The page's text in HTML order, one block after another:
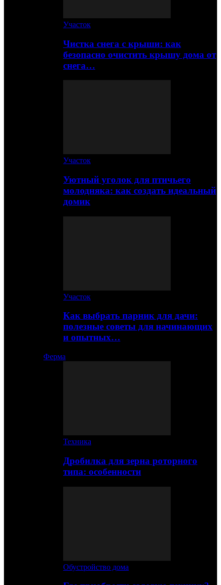
Участок
Чистка снега с крыши: как
безопасно очистить крышу дома от
снега…
Участок
Уютный уголок для птичьего
молодняка: как создать идеальный
домик
Участок
Как выбрать парник для дачи:
полезные советы для начинающих
и опытных…
Ферма
Техника
Дробилка для зерна роторного
типа: особенности
Обустройство дома